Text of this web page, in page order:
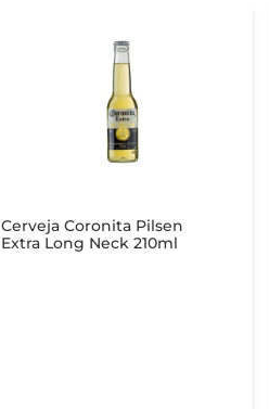
Cerveja Coronita Pilsen
Extra Long Neck 210ml